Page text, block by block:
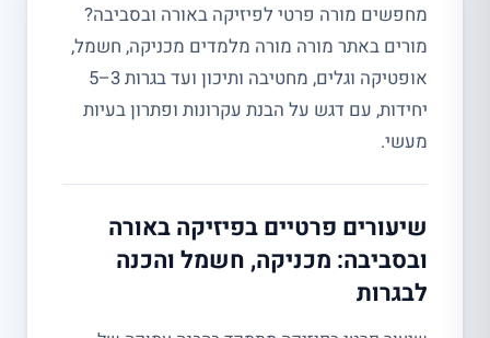
מחפשים מורה פרטי לפיזיקה באורה ובסביבה?
מורים באתר מורה מורה מלמדים מכניקה, חשמל,
אופטיקה וגלים, מחטיבה ותיכון ועד בגרות 3–5
יחידות, עם דגש על הבנת עקרונות ופתרון בעיות
מעשי.
שיעורים פרטיים בפיזיקה באורה
ובסביבה: מכניקה, חשמל והכנה
לבגרות